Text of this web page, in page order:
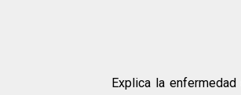
Explica la